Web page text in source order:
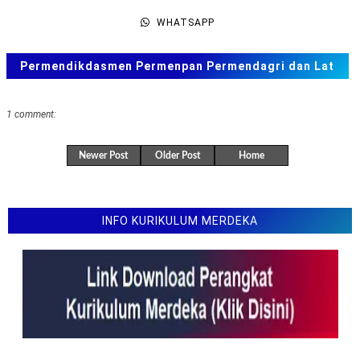
WHATSAPP
Permendikdasmen Permenpan Permendagri dan Lat
1 comment:
Newer Post Older Post Home
INFO KURIKULUM MERDEKA